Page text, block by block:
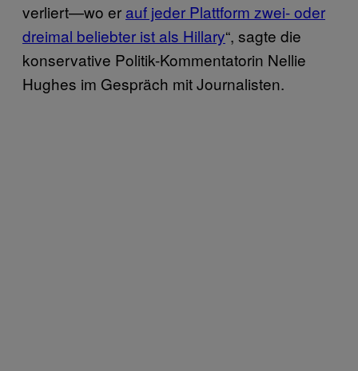
verliert—wo er auf jeder Plattform zwei- oder
dreimal beliebter ist als Hillary“, sagte die
konservative Politik-Kommentatorin Nellie
Hughes im Gespräch mit Journalisten.